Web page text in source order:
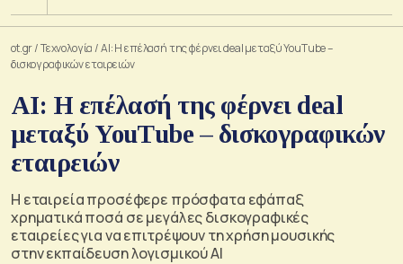
ot.gr/Τεχνολογία /AI: Η επέλασή της φέρνει deal μεταξύ YouΤube –
δισκογραφικών εταιρειών
AI: Η επέλασή της φέρνει deal
μεταξύ YouΤube – δισκογραφικών
εταιρειών
Η εταιρεία προσέφερε πρόσφατα εφάπαξ
χρηματικά ποσά σε μεγάλες δισκογραφικές
εταιρείες για να επιτρέψουν τη χρήση μουσικής
στην εκπαίδευση λογισμικού AI